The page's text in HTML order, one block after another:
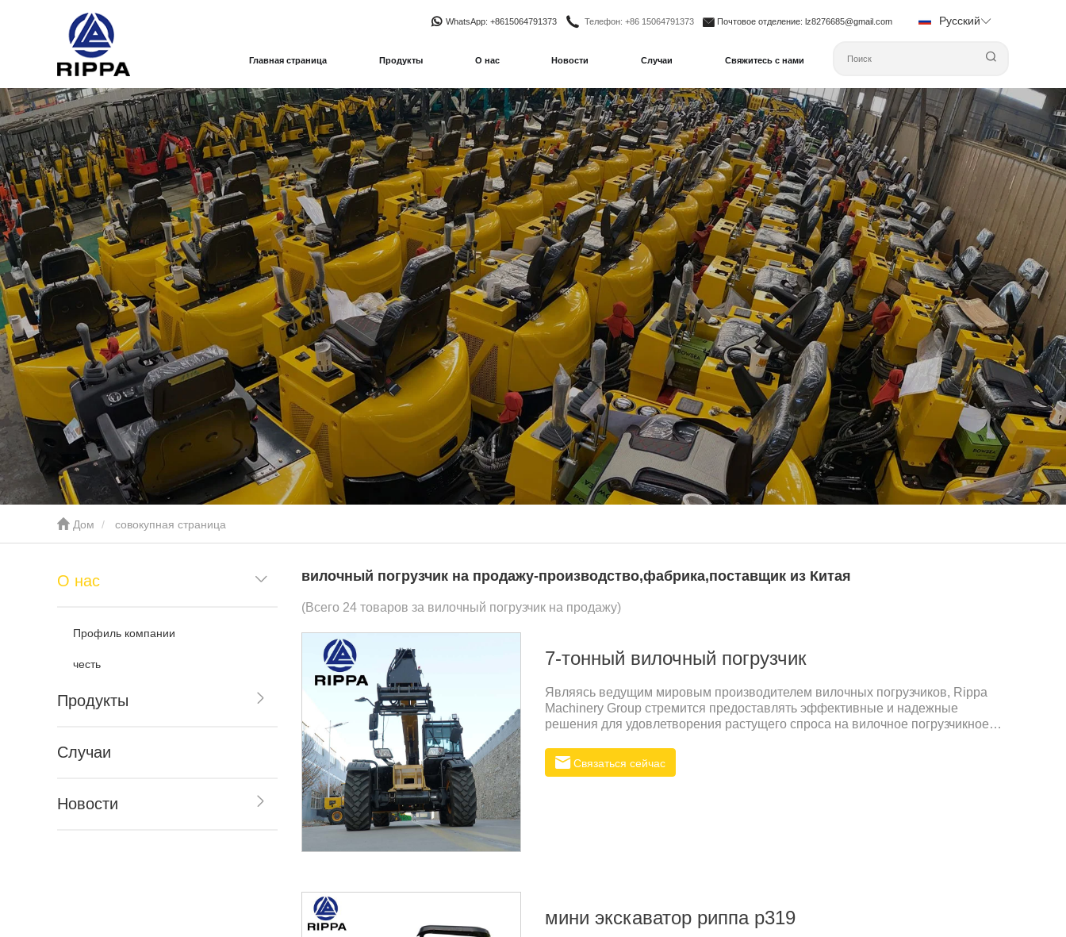
Главная страница Продукты О нас Новости Случаи Свяжитесь с нами
WhatsApp: +8615064791373 Телефон: +86 15064791373 Почтовое отделение: lz8276685@gmail.com Русский
Дом совокупная страница
О нас
Профиль компании
честь
Продукты
Случаи
Новости
вилочный погрузчик на продажу-производство,фабрика,поставщик из Китая
(Всего 24 товаров за вилочный погрузчик на продажу)
7-тонный вилочный погрузчик
Являясь ведущим мировым производителем вилочных погрузчиков, Rippa
Machinery Group стремится предоставлять эффективные и надежные
решения для удовлетворения растущего спроса на вилочное погрузчикное
стал одним из незаменимых тяжелых машин на российском рынке благодаря
своему превосходному дизайну и отличным характеристикам.
Связаться сейчас
мини экскаватор риппа р319